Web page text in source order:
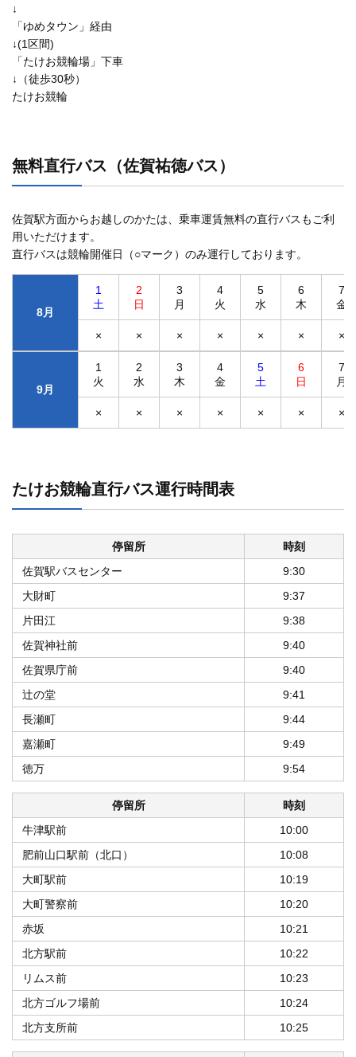
↓
「ゆめタウン」経由
↓(1区間)
「たけお競輪場」下車
↓（徒歩30秒）
たけお競輪
無料直行バス（佐賀祐徳バス）
佐賀駅方面からお越しのかたは、乗車運賃無料の直行バスもご利
用いただけます。
直行バスは競輪開催日（○マーク）のみ運行しております。
8月
1
土
2
日
3
月
4
火
5
水
6
木
7
金
× × × × × × ×
9月
1
火
2
水
3
木
4
金
5
土
6
日
7
月
× × × × × × ×
たけお競輪直行バス運行時間表
停留所
時刻
佐賀駅バスセンター
9:30
大財町
9:37
片田江
9:38
佐賀神社前
9:40
佐賀県庁前
9:40
辻の堂
9:41
長瀬町
9:44
嘉瀬町
9:49
徳万
9:54
停留所
時刻
牛津駅前
10:00
肥前山口駅前（北口）
10:08
大町駅前
10:19
大町警察前
10:20
赤坂
10:21
北方駅前
10:22
リムス前
10:23
北方ゴルフ場前
10:24
北方支所前
10:25